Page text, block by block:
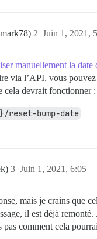
Juin 1, 2021,
2
manuellement la date
via l’API, vous pouvez
cela devrait fonctionner :
bump-date
Juin 1, 2021, 6:05
3
mais je crains que
il est déjà remonté.
comment cela